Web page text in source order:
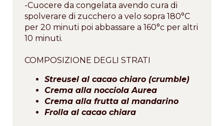
-Cuocere da congelata avendo cura di
spolverare di zucchero a velo sopra 180°C
per 20 minuti poi abbassare a 160°c per altri
10 minuti.
COMPOSIZIONE DEGLI STRATI
Streusel al cacao chiaro (crumble)
Crema alla nocciola Aurea
Crema alla frutta al mandarino
Frolla al cacao chiara